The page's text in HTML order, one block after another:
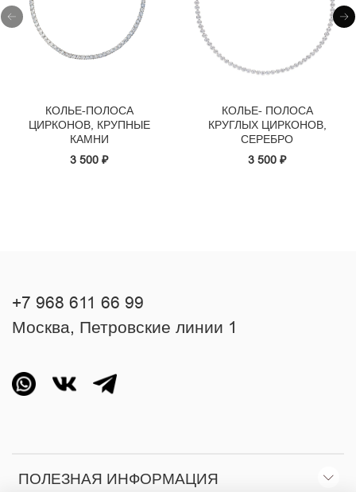
КОЛЬЕ-ПОЛОСА
ЦИРКОНОВ, КРУПНЫЕ
КАМНИ
3 500 ₽
КОЛЬЕ- ПОЛОСА
КРУГЛЫХ ЦИРКОНОВ,
СЕРЕБРО
3 500 ₽
ПОЛЕЗНАЯ ИНФОРМАЦИЯ
+7 968 611 66 99
Москва, Петровские линии 1